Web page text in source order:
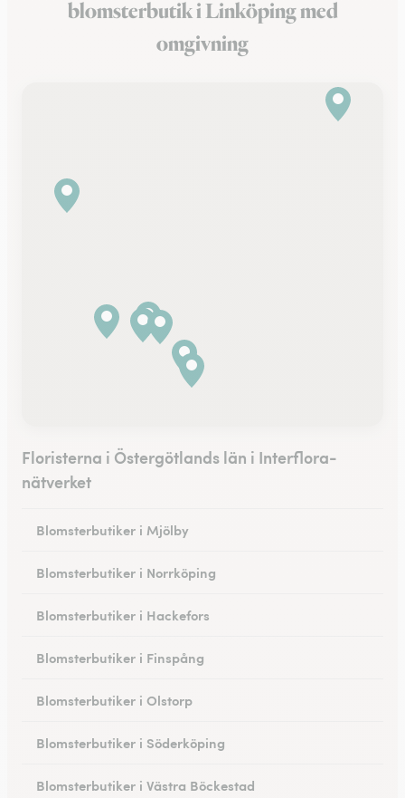
blomsterbutik i Linköping med
omgivning
Floristerna i Östergötlands län i Interflora-
nätverket
Blomsterbutiker i Mjölby
Blomsterbutiker i Norrköping
Blomsterbutiker i Hackefors
Blomsterbutiker i Finspång
Blomsterbutiker i Olstorp
Blomsterbutiker i Söderköping
Blomsterbutiker i Västra Böckestad